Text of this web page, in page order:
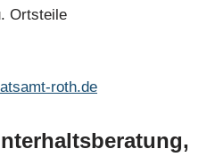
Ortsteile
roth.de